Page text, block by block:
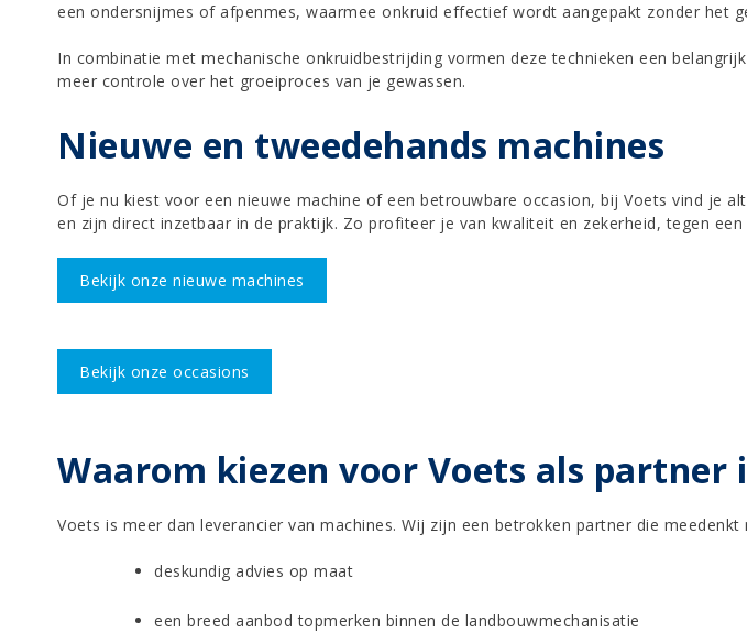
een ondersnijmes of afpenmes, waarmee onkruid effectief wordt aangepakt zonder het
In combinatie met mechanische onkruidbestrijding vormen deze technieken een
meer controle over het groeiproces van je gewassen.
Nieuwe en tweedehands machines
Of je nu kiest voor een nieuwe machine of een betrouwbare occasion, bij Voets vind je
en zijn direct inzetbaar in de praktijk. Zo profiteer je van kwaliteit en zekerheid, tegen
Bekijk onze nieuwe machines
Bekijk onze occasions
Waarom kiezen voor Voets als partner
Voets is meer dan leverancier van machines. Wij zijn een betrokken partner die
deskundig advies op maat
een breed aanbod topmerken binnen de landbouwmechanisatie